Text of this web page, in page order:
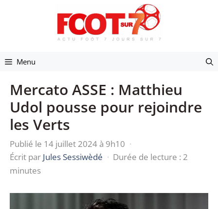
Menu
Mercato ASSE : Matthieu
Udol pousse pour rejoindre
les Verts
Publié le 14 juillet 2024 à 9h10 ·
Écrit par Jules Sessiwèdé · Durée de lecture : 2
minutes